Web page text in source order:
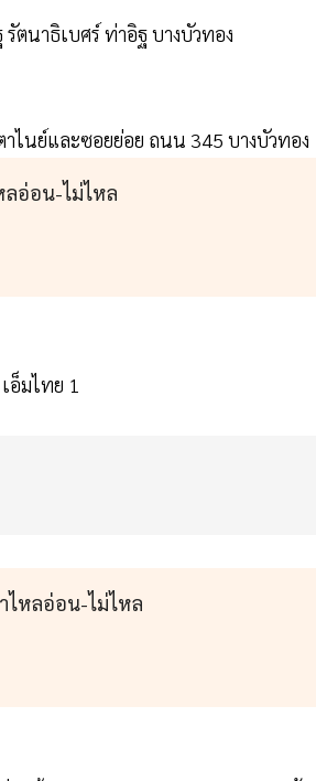
รัตนาธิเบศร์ ท่าอิฐ บางบัวทอง
าไนย์และซอยย่อย ถนน 345 บางบัวทอง
ลอ่อน-ไม่ไหล
อ็มไทย 1
ไหลอ่อน-ไม่ไหล